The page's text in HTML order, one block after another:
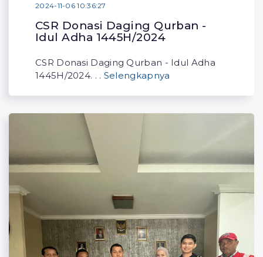
2024-11-06 10:36:27
CSR Donasi Daging Qurban -
Idul Adha 1445H/2024
CSR Donasi Daging Qurban - Idul Adha
1445H/2024. . . Selengkapnya